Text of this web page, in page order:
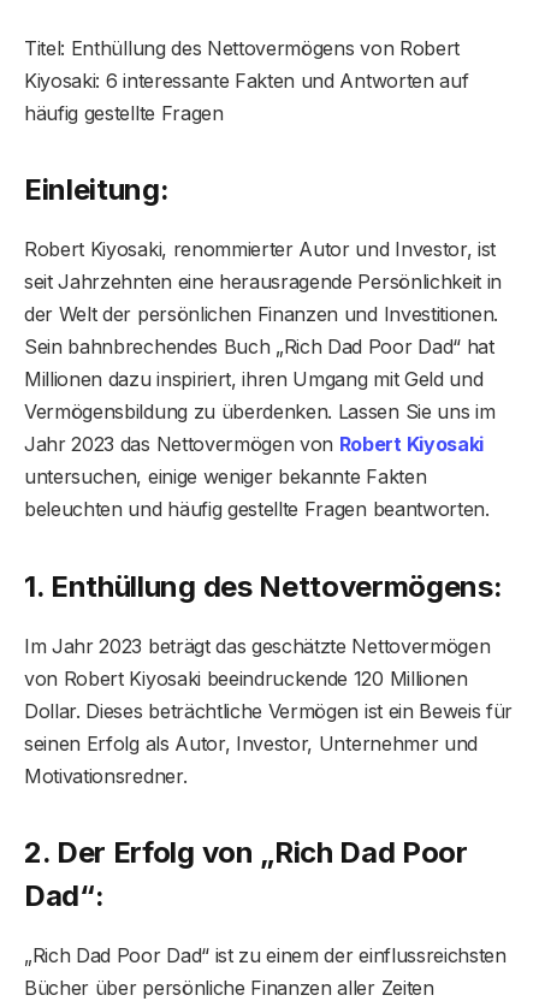
Titel: Enthüllung des Nettovermögens von Robert
Kiyosaki: 6 interessante Fakten und Antworten auf
häufig gestellte Fragen
Einleitung:
Robert Kiyosaki, renommierter Autor und Investor, ist
seit Jahrzehnten eine herausragende Persönlichkeit in
der Welt der persönlichen Finanzen und Investitionen.
Sein bahnbrechendes Buch „Rich Dad Poor Dad“ hat
Millionen dazu inspiriert, ihren Umgang mit Geld und
Vermögensbildung zu überdenken. Lassen Sie uns im
Jahr 2023 das Nettovermögen von Robert Kiyosaki
untersuchen, einige weniger bekannte Fakten
beleuchten und häufig gestellte Fragen beantworten.
1. Enthüllung des Nettovermögens:
Im Jahr 2023 beträgt das geschätzte Nettovermögen
von Robert Kiyosaki beeindruckende 120 Millionen
Dollar. Dieses beträchtliche Vermögen ist ein Beweis für
seinen Erfolg als Autor, Investor, Unternehmer und
Motivationsredner.
2. Der Erfolg von „Rich Dad Poor
Dad“:
„Rich Dad Poor Dad“ ist zu einem der einflussreichsten
Bücher über persönliche Finanzen aller Zeiten